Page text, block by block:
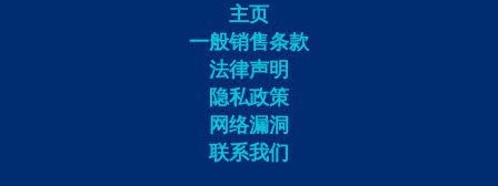
主页
一般销售条款
法律声明
隐私政策
网络漏洞
联系我们